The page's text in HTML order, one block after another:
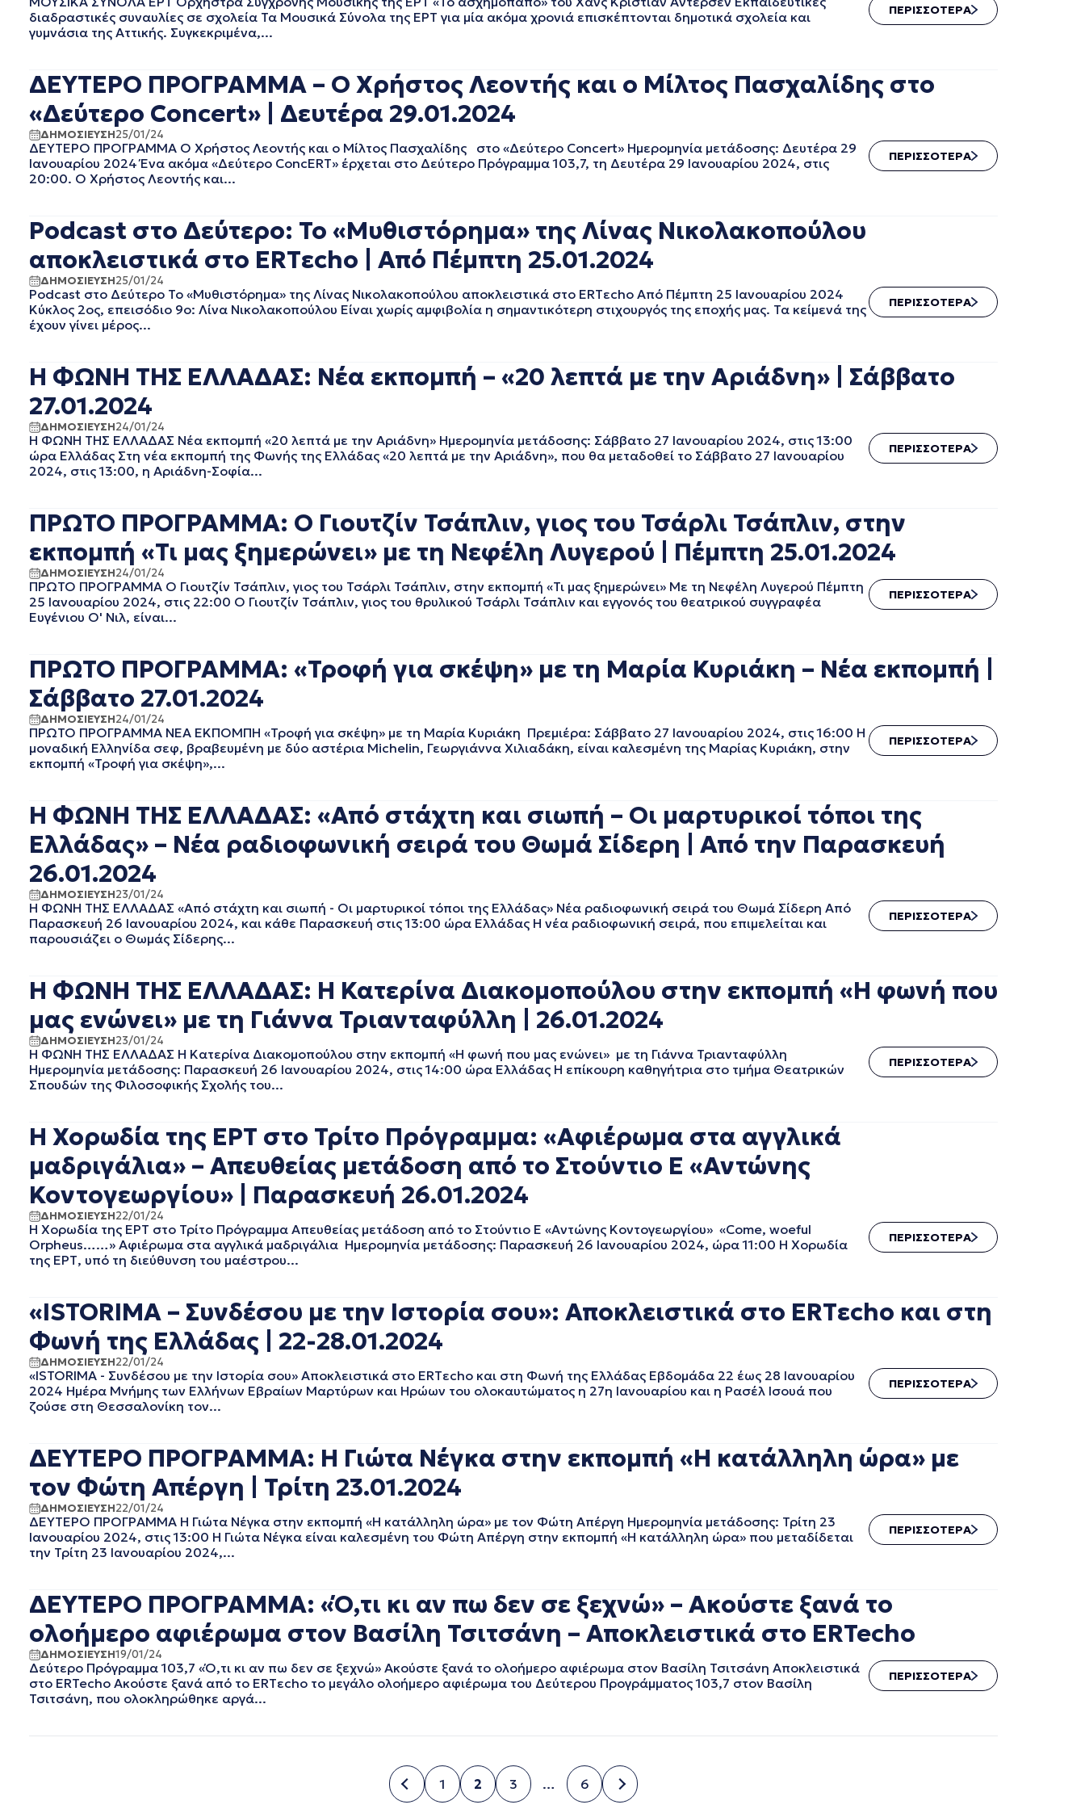
EΡΤ1
EΡΤ2 ΣΠΟΡ
EΡΤ3
ΑΘΛΗΤΙΚΑ
ΓΕΝΙΚΗ
ΓΡΑΦΕΙΟ ΤΥΠΟΥ ΕΡΤ
ΚΙΝΗΜΑΤΟΓΡΑΦΙΚΕΣ
ΤΑΙΝΙΕΣ
ΠΟΛΙΤΙΚΗ
ΠΟΛΙΤΙΣΜΟΣ
ΑΥΓΟΥΣΤΟΣ 2025
ΙΟΥΛΙΟΣ 2025
ΙΟΥΝΙΟΣ 2025
ΑΠΡΙΛΙΟΣ 2025
ΜΑΡΤΙΟΣ 2025
ΦΕΒΡΟΥΑΡΙΟΣ 2025
ΙΑΝΟΥΑΡΙΟΣ 2025
ΔΕΚΕΜΒΡΙΟΣ 2024
ΝΟΕΜΒΡΙΟΣ 2024
ΟΚΤΩΒΡΙΟΣ 2024
ΑΥΓΟΥΣΤΟΣ 2024
ΙΟΥΝΙΟΣ 2024
ΜΑΙΟΣ 2024
ΑΠΡΙΛΙΟΣ 2024
ΜΑΡΤΙΟΣ 2024
ΔΕΚΕΜΒΡΙΟΣ 2023
ΣΕΠΤΕΜΒΡΙΟΣ 2023
ΑΥΓΟΥΣΤΟΣ 2023
ΙΟΥΛΙΟΣ 2023
ΑΠΡΙΛΙΟΣ 2023
ΜΑΡΤΙΟΣ 2023
ΦΕΒΡΟΥΑΡΙΟΣ 2023
ΙΑΝΟΥΑΡΙΟΣ 2023
ΔΕΚΕΜΒΡΙΟΣ 2022
ΝΟΕΜΒΡΙΟΣ 2022
ΑΥΓΟΥΣΤΟΣ 2022
ΙΟΥΛΙΟΣ 2022
ΙΟΥΝΙΟΣ 2022
ΜΑΙΟΣ 2022
ΑΠΡΙΛΙΟΣ 2022
ΜΑΡΤΙΟΣ 2022
ΔΕΚΕΜΒΡΙΟΣ 2021
ΝΟΕΜΒΡΙΟΣ 2021
ΟΚΤΩΒΡΙΟΣ 2021
ΑΥΓΟΥΣΤΟΣ 2021
ΙΟΥΛΙΟΣ 2021
ΙΟΥΝΙΟΣ 2021
ΜΑΙΟΣ 2021
ΜΑΡΤΙΟΣ 2021
ΙΑΝΟΥΑΡΙΟΣ 2021
ΔΕΚΕΜΒΡΙΟΣ 2020
ΝΟΕΜΒΡΙΟΣ 2020
ΟΚΤΩΒΡΙΟΣ 2020
ΙΟΥΛΙΟΣ 2020
ΙΟΥΝΙΟΣ 2020
ΜΑΙΟΣ 2020
ΑΠΡΙΛΙΟΣ 2020
ΜΑΡΤΙΟΣ 2020
ΦΕΒΡΟΥΑΡΙΟΣ 2020
ΙΑΝΟΥΑΡΙΟΣ 2020
ΔΕΚΕΜΒΡΙΟΣ 2019
ΟΚΤΩΒΡΙΟΣ 2019
ΣΕΠΤΕΜΒΡΙΟΣ 2019
ΑΥΓΟΥΣΤΟΣ 2019
ΙΟΥΛΙΟΣ 2019
ΙΟΥΝΙΟΣ 2019
ΜΑΙΟΣ 2019
ΑΠΡΙΛΙΟΣ 2019
ΦΕΒΡΟΥΑΡΙΟΣ 2019
ΙΑΝΟΥΑΡΙΟΣ 2019
ΔΕΚΕΜΒΡΙΟΣ 2018
ΝΟΕΜΒΡΙΟΣ 2018
ΟΚΤΩΒΡΙΟΣ 2018
ΣΕΠΤΕΜΒΡΙΟΣ 2018
ΙΟΥΝΙΟΣ 2018
ΜΑΙΟΣ 2018
ΑΠΡΙΛΙΟΣ 2018
ΜΑΡΤΙΟΣ 2018
ΦΕΒΡΟΥΑΡΙΟΣ 2018
ΙΑΝΟΥΑΡΙΟΣ 2018
διαδραστικές συναυλίες σε σχολεία Τα Μουσικά Σύνολα της ΕΡΤ για μία ακόμα χρονιά επισκέπτονται δημοτικά σχολεία και
γυμνάσια της Αττικής. Συγκεκριμένα,...
ΠΕΡΙΣΣΟΤΕΡΑ
ΔΕΥΤΕΡΟ ΠΡΟΓΡΑΜΜΑ – Ο Χρήστος Λεοντής και ο Μίλτος Πασχαλίδης στο
«Δεύτερο Concert» | Δευτέρα 29.01.2024
ΔΗΜΟΣΙΕΥΣΗ25/01/24
ΔΕΥΤΕΡΟ ΠΡΟΓΡΑΜΜΑ Ο Χρήστος Λεοντής και ο Μίλτος Πασχαλίδης στο «Δεύτερο Concert» Ημερομηνία μετάδοσης: Δευτέρα 29
Ιανουαρίου 2024 Ένα ακόμα «Δεύτερο ConcERT» έρχεται στο Δεύτερο Πρόγραμμα 103,7, τη Δευτέρα 29 Ιανουαρίου 2024, στις
20:00. Ο Χρήστος Λεοντής και...
ΠΕΡΙΣΣΟΤΕΡΑ
Podcast στο Δεύτερο: Το «Μυθιστόρημα» της Λίνας Νικολακοπούλου
αποκλειστικά στο ERTεcho | Από Πέμπτη 25.01.2024
ΔΗΜΟΣΙΕΥΣΗ25/01/24
Podcast στο Δεύτερο Το «Μυθιστόρημα» της Λίνας Νικολακοπούλου αποκλειστικά στο ERTεcho Από Πέμπτη 25 Ιανουαρίου 2024
Κύκλος 2ος, επεισόδιο 9ο: Λίνα Νικολακοπούλου Είναι χωρίς αμφιβολία η σημαντικότερη στιχουργός της εποχής μας. Τα κείμενά της
έχουν γίνει μέρος...
ΠΕΡΙΣΣΟΤΕΡΑ
Η ΦΩΝΗ ΤΗΣ ΕΛΛΑΔΑΣ: Νέα εκπομπή – «20 λεπτά με την Αριάδνη» | Σάββατο
27.01.2024
ΔΗΜΟΣΙΕΥΣΗ24/01/24
Η ΦΩΝΗ ΤΗΣ ΕΛΛΑΔΑΣ Νέα εκπομπή «20 λεπτά με την Αριάδνη» Ημερομηνία μετάδοσης: Σάββατο 27 Ιανουαρίου 2024, στις 13:00
ώρα Ελλάδας Στη νέα εκπομπή της Φωνής της Ελλάδας «20 λεπτά με την Αριάδνη», που θα μεταδοθεί το Σάββατο 27 Ιανουαρίου
2024, στις 13:00, η Αριάδνη-Σοφία...
ΠΕΡΙΣΣΟΤΕΡΑ
ΠΡΩΤΟ ΠΡΟΓΡΑΜΜΑ: Ο Γιουτζίν Τσάπλιν, γιος του Τσάρλι Τσάπλιν, στην
εκπομπή «Τι μας ξημερώνει» με τη Νεφέλη Λυγερού | Πέμπτη 25.01.2024
ΔΗΜΟΣΙΕΥΣΗ24/01/24
ΠΡΩΤΟ ΠΡΟΓΡΑΜΜΑ Ο Γιουτζίν Τσάπλιν, γιος του Τσάρλι Τσάπλιν, στην εκπομπή «Τι μας ξημερώνει» Με τη Νεφέλη Λυγερού Πέμπτη
25 Ιανουαρίου 2024, στις 22:00 Ο Γιουτζίν Τσάπλιν, γιος του θρυλικού Τσάρλι Τσάπλιν και εγγονός του θεατρικού συγγραφέα
Ευγένιου Ο' Νιλ, είναι...
ΠΕΡΙΣΣΟΤΕΡΑ
ΠΡΩΤΟ ΠΡΟΓΡΑΜΜΑ: «Τροφή για σκέψη» με τη Μαρία Κυριάκη – Νέα εκπομπή |
Σάββατο 27.01.2024
ΔΗΜΟΣΙΕΥΣΗ24/01/24
ΠΡΩΤΟ ΠΡΟΓΡΑΜΜΑ ΝΕΑ ΕΚΠΟΜΠΗ «Τροφή για σκέψη» με τη Μαρία Κυριάκη Πρεμιέρα: Σάββατο 27 Ιανουαρίου 2024, στις 16:00 Η
μοναδική Ελληνίδα σεφ, βραβευμένη με δύο αστέρια Michelin, Γεωργιάννα Χιλιαδάκη, είναι καλεσμένη της Μαρίας Κυριάκη, στην
εκπομπή «Τροφή για σκέψη»,...
ΠΕΡΙΣΣΟΤΕΡΑ
Η ΦΩΝΗ ΤΗΣ ΕΛΛΑΔΑΣ: «Από στάχτη και σιωπή – Οι μαρτυρικοί τόποι της
Ελλάδας» – Νέα ραδιοφωνική σειρά του Θωμά Σίδερη | Από την Παρασκευή
26.01.2024
ΔΗΜΟΣΙΕΥΣΗ23/01/24
Η ΦΩΝΗ ΤΗΣ ΕΛΛΑΔΑΣ «Από στάχτη και σιωπή - Οι μαρτυρικοί τόποι της Ελλάδας» Νέα ραδιοφωνική σειρά του Θωμά Σίδερη Από
Παρασκευή 26 Ιανουαρίου 2024, και κάθε Παρασκευή στις 13:00 ώρα Ελλάδας Η νέα ραδιοφωνική σειρά, που επιμελείται και
παρουσιάζει ο Θωμάς Σίδερης...
ΠΕΡΙΣΣΟΤΕΡΑ
Η ΦΩΝΗ ΤΗΣ ΕΛΛΑΔΑΣ: Η Κατερίνα Διακομοπούλου στην εκπομπή «Η φωνή που
μας ενώνει» με τη Γιάννα Τριανταφύλλη | 26.01.2024
ΔΗΜΟΣΙΕΥΣΗ23/01/24
Η ΦΩΝΗ ΤΗΣ ΕΛΛΑΔΑΣ Η Κατερίνα Διακομοπούλου στην εκπομπή «Η φωνή που μας ενώνει» με τη Γιάννα Τριανταφύλλη
Ημερομηνία μετάδοσης: Παρασκευή 26 Ιανουαρίου 2024, στις 14:00 ώρα Ελλάδας Η επίκουρη καθηγήτρια στο τμήμα Θεατρικών
Σπουδών της Φιλοσοφικής Σχολής του...
ΠΕΡΙΣΣΟΤΕΡΑ
H Χορωδία της ΕΡΤ στο Τρίτο Πρόγραμμα: «Αφιέρωμα στα αγγλικά
μαδριγάλια» – Απευθείας μετάδοση από το Στούντιο Ε «Αντώνης
Κοντογεωργίου» | Παρασκευή 26.01.2024
ΔΗΜΟΣΙΕΥΣΗ22/01/24
H Χορωδία της ΕΡΤ στο Τρίτο Πρόγραμμα Απευθείας μετάδοση από το Στούντιο Ε «Αντώνης Κοντογεωργίου» «Come, woeful
Orpheus……» Αφιέρωμα στα αγγλικά μαδριγάλια Ημερομηνία μετάδοσης: Παρασκευή 26 Ιανουαρίου 2024, ώρα 11:00 Η Χορωδία
της ΕΡΤ, υπό τη διεύθυνση του μαέστρου...
ΠΕΡΙΣΣΟΤΕΡΑ
«ISTORIMA – Συνδέσου με την Ιστορία σου»: Αποκλειστικά στο ERTεcho και στη
Φωνή της Ελλάδας | 22-28.01.2024
ΔΗΜΟΣΙΕΥΣΗ22/01/24
«ISTORIMA - Συνδέσου με την Ιστορία σου» Αποκλειστικά στο ERTεcho και στη Φωνή της Ελλάδας Εβδομάδα 22 έως 28 Ιανουαρίου
2024 Ημέρα Μνήμης των Ελλήνων Εβραίων Μαρτύρων και Ηρώων του ολοκαυτώματος η 27η Ιανουαρίου και η Ρασέλ Ισουά που
ζούσε στη Θεσσαλονίκη τον...
ΠΕΡΙΣΣΟΤΕΡΑ
ΔΕΥΤΕΡΟ ΠΡΟΓΡΑΜΜΑ: Η Γιώτα Νέγκα στην εκπομπή «Η κατάλληλη ώρα» με
τον Φώτη Απέργη | Τρίτη 23.01.2024
ΔΗΜΟΣΙΕΥΣΗ22/01/24
ΔΕΥΤΕΡΟ ΠΡΟΓΡΑΜΜΑ Η Γιώτα Νέγκα στην εκπομπή «Η κατάλληλη ώρα» με τον Φώτη Απέργη Ημερομηνία μετάδοσης: Τρίτη 23
Ιανουαρίου 2024, στις 13:00 Η Γιώτα Νέγκα είναι καλεσμένη του Φώτη Απέργη στην εκπομπή «Η κατάλληλη ώρα» που μεταδίδεται
την Τρίτη 23 Ιανουαρίου 2024,...
ΠΕΡΙΣΣΟΤΕΡΑ
ΔΕΥΤΕΡΟ ΠΡΟΓΡΑΜΜΑ: «Ό,τι κι αν πω δεν σε ξεχνώ» – Ακούστε ξανά το
ολοήμερο αφιέρωμα στον Βασίλη Τσιτσάνη – Αποκλειστικά στο ERTecho
ΔΗΜΟΣΙΕΥΣΗ19/01/24
Δεύτερο Πρόγραμμα 103,7 «Ό,τι κι αν πω δεν σε ξεχνώ» Ακούστε ξανά το ολοήμερο αφιέρωμα στον Βασίλη Τσιτσάνη Αποκλειστικά
στο ERTecho Ακούστε ξανά από το ERTεcho το μεγάλο ολοήμερο αφιέρωμα του Δεύτερου Προγράμματος 103,7 στον Βασίλη
Τσιτσάνη, που ολοκληρώθηκε αργά...
ΠΕΡΙΣΣΟΤΕΡΑ
Σελίδα
1
Σελίδα
2
Σελίδα
3
…
Σελίδα
6